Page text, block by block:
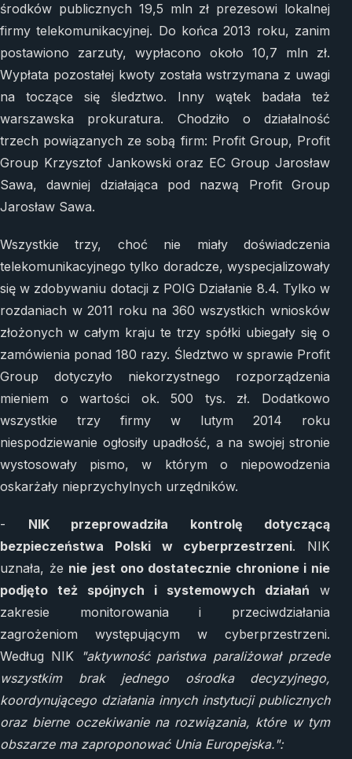
środków publicznych 19,5 mln zł prezesowi lokalnej
firmy telekomunikacyjnej. Do końca 2013 roku, zanim
postawiono zarzuty, wypłacono około 10,7 mln zł.
Wypłata pozostałej kwoty została wstrzymana z uwagi
na toczące się śledztwo. Inny wątek badała też
warszawska prokuratura. Chodziło o działalność
trzech powiązanych ze sobą firm: Profit Group, Profit
Group Krzysztof Jankowski oraz EC Group Jarosław
Sawa, dawniej działająca pod nazwą Profit Group
Jarosław Sawa.
Wszystkie trzy, choć nie miały doświadczenia
telekomunikacyjnego tylko doradcze, wyspecjalizowały
się w zdobywaniu dotacji z POIG Działanie 8.4. Tylko w
rozdaniach w 2011 roku na 360 wszystkich wniosków
złożonych w całym kraju te trzy spółki ubiegały się o
zamówienia ponad 180 razy. Śledztwo w sprawie Profit
Group dotyczyło niekorzystnego rozporządzenia
mieniem o wartości ok. 500 tys. zł. Dodatkowo
wszystkie trzy firmy w lutym 2014 roku
niespodziewanie ogłosiły upadłość, a na swojej stronie
wystosowały pismo, w którym o niepowodzenia
oskarżały nieprzychylnych urzędników.
- NIK przeprowadziła kontrolę dotyczącą
bezpieczeństwa Polski w cyberprzestrzeni. NIK
uznała, że nie jest ono dostatecznie chronione i nie
podjęto też spójnych i systemowych działań w
zakresie monitorowania i przeciwdziałania
zagrożeniom występującym w cyberprzestrzeni.
Według NIK "aktywność państwa paraliżował przede
wszystkim brak jednego ośrodka decyzyjnego,
koordynującego działania innych instytucji publicznych
oraz bierne oczekiwanie na rozwiązania, które w tym
obszarze ma zaproponować Unia Europejska.":